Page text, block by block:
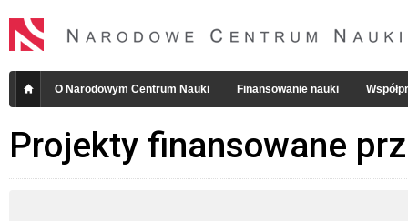
O Narodowym Centrum Nauki Finansowanie nauki
Projekty finansowane